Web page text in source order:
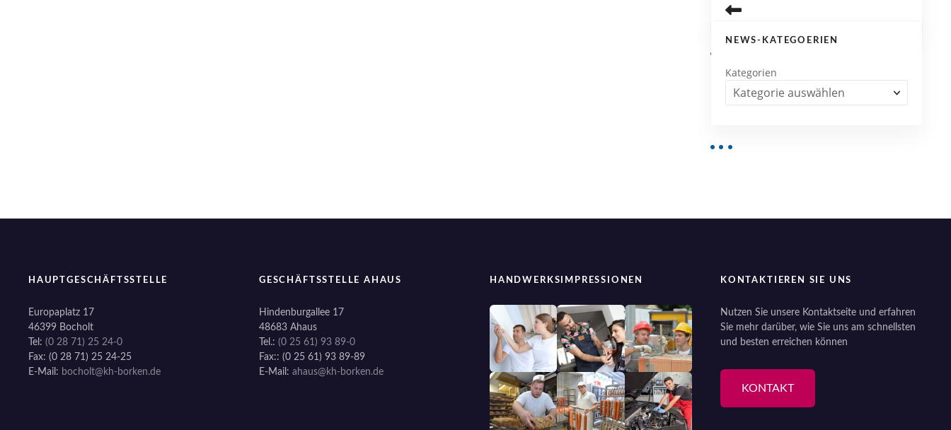
NEWS-KATEGOERIEN
Kategorien
HAUPTGESCHÄFTSSTELLE
Europaplatz 17
46399 Bocholt
Tel: (0 28 71) 25 24-0
Fax: (0 28 71) 25 24-25
E-Mail: bocholt@kh-borken.de
GESCHÄFTSSTELLE AHAUS
Hindenburgallee 17
48683 Ahaus
Tel.: (0 25 61) 93 89-0
Fax:: (0 25 61) 93 89-89
E-Mail: ahaus@kh-borken.de
HANDWERKSIMPRESSIONEN KONTAKTIEREN SIE UNS
Nutzen Sie unsere Kontaktseite und erfahren
Sie mehr darüber, wie Sie uns am schnellsten
und besten erreichen können
KONTAKT